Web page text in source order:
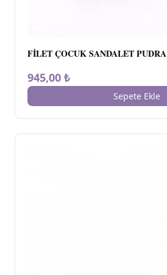
FİLET ÇOCUK SANDALET PUDRA
945,00 ₺
Sepete Ekle